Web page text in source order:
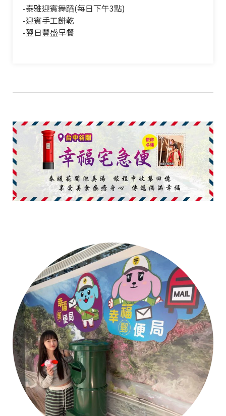
-泰雅迎賓舞蹈(每日下午3點)
-迎賓手工餅乾
-翌日豐盛早餐